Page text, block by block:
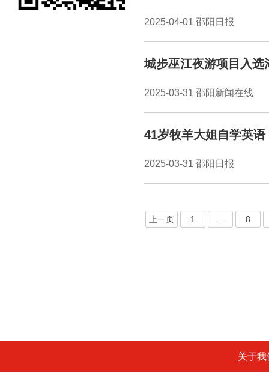
2025-04-01 邵阳日报
城步巫江夜游项目入选
2025-03-31 邵阳新闻在线
41岁牧羊大姐自学英
2025-03-31 邵阳日报
上一页 1 8
关于我